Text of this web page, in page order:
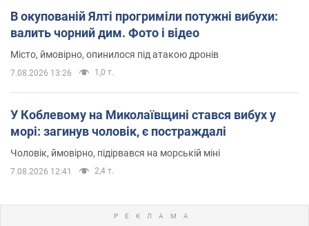
В окупованій Ялті прогриміли потужні вибухи:
валить чорний дим. Фото і відео
Місто, ймовірно, опинилося під атакою дронів
7.08.2026 13:26 1,0 т.
У Коблевому на Миколаївщині стався вибух у
морі: загинув чоловік, є постраждалі
Чоловік, ймовірно, підірвався на морській міні
7.08.2026 12:41 2,4 т.